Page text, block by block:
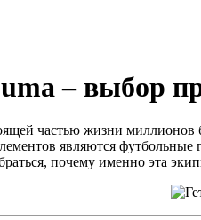
– выбор
частью жизни
являются
почему именно эта